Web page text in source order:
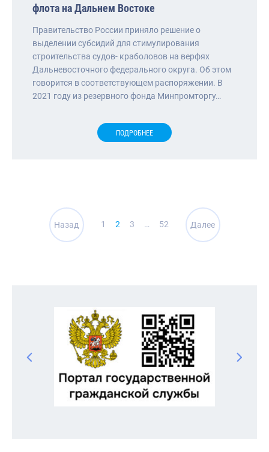
флота на Дальнем Востоке
Правительство России приняло решение о
выделении субсидий для стимулирования
строительства судов- краболовов на верфях
Дальневосточного федерального округа. Об этом
говорится в соответствующем распоряжении. В
2021 году из резервного фонда Минпромторгу…
ПОДРОБНЕЕ
Навигация
по
Назад 1 2 3 … 52 Далее